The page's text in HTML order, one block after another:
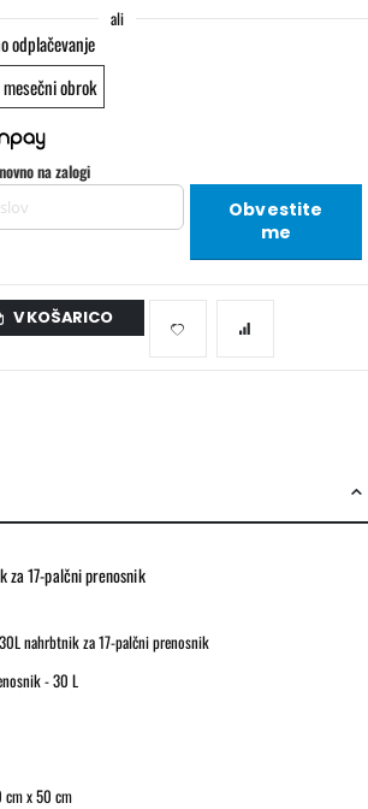
ali
odplačevanje
mesečni obrok
na zalogi
Obvestite
me
V KOŠARICO
za 17-palčni prenosnik
nahrbtnik za 17-palčni prenosnik
- 30 L
cm x 50 cm